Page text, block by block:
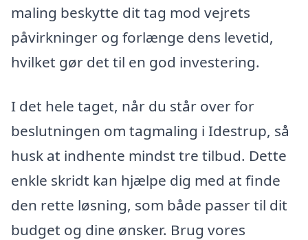
maling beskytte dit tag mod vejrets
påvirkninger og forlænge dens levetid,
hvilket gør det til en god investering.
I det hele taget, når du står over for
beslutningen om tagmaling i Idestrup, så
husk at indhente mindst tre tilbud. Dette
enkle skridt kan hjælpe dig med at finde
den rette løsning, som både passer til dit
budget og dine ønsker. Brug vores